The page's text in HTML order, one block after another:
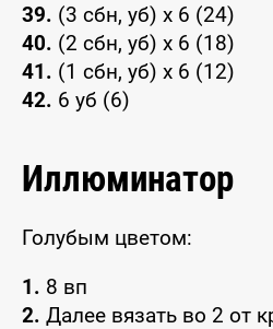
39. (3 сбн, уб) x 6 (24)
40. (2 сбн, уб) x 6 (18)
41. (1 сбн, уб) x 6 (12)
42. 6 уб (6)
Иллюминатор
Голубым цветом:
1. 8 вп
2. Далее вязать во 2 от